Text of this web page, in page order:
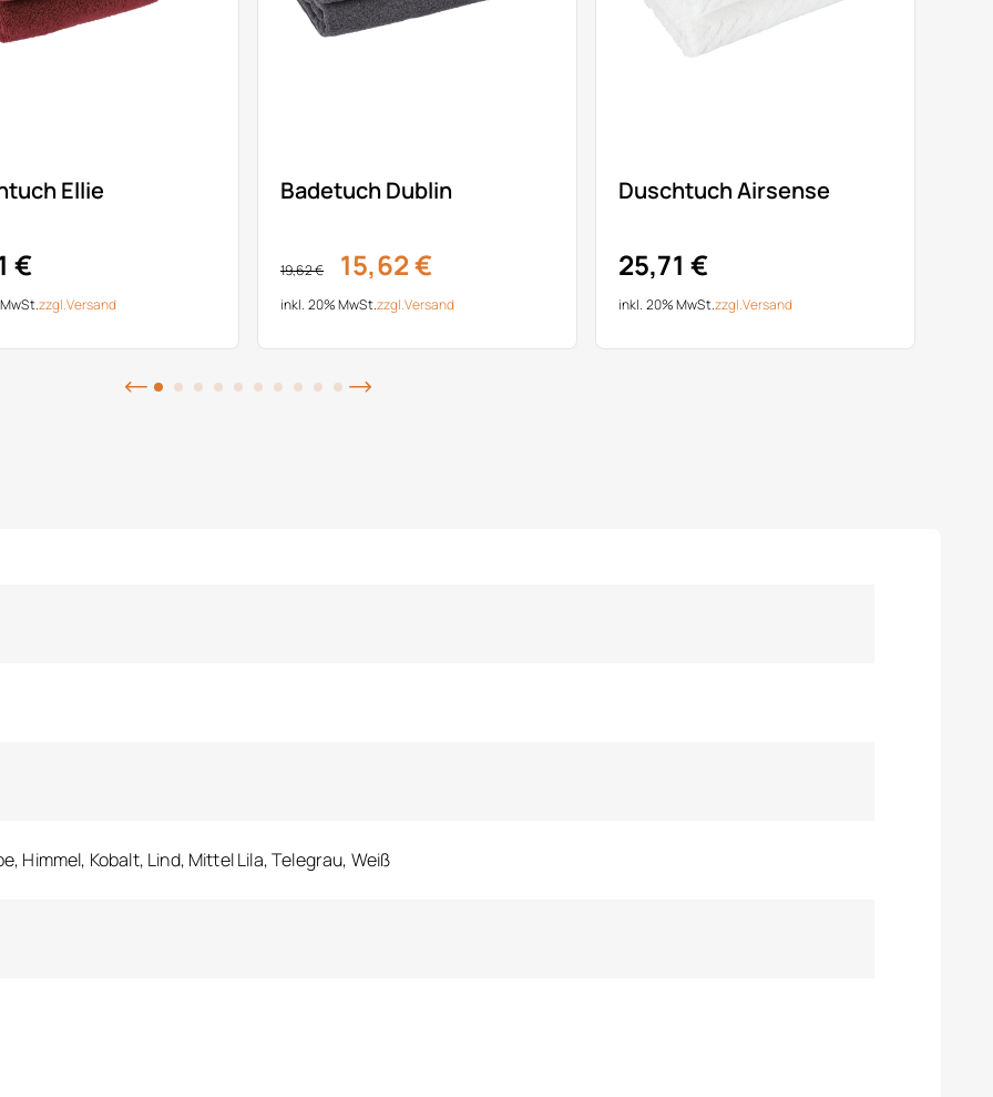
Ellie
€
zzgl.Versand
Badetuch Dublin
19,62 € 15,62 €
inkl. 20% MwSt.zzgl.Versand
Duschtuch Airsense
25,71 €
inkl. 20% MwSt.zzgl.Versand
Himmel, Kobalt, Lind, Mittel Lila, Telegrau, Weiß